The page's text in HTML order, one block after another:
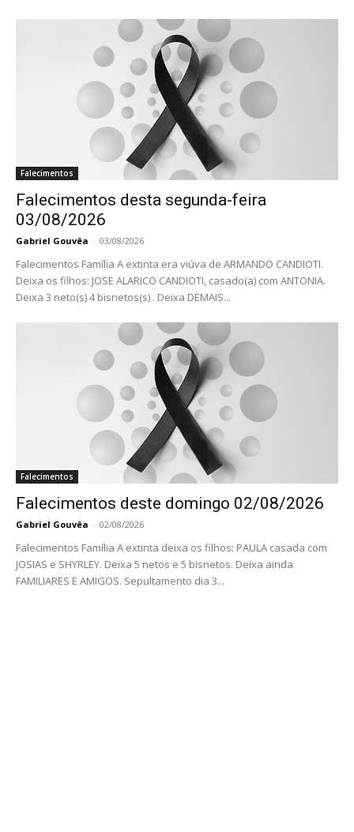
Falecimentos
Falecimentos desta segunda-feira
03/08/2026
Gabriel Gouvêa - 03/08/2026
Falecimentos Família A extinta era viúva de ARMANDO CANDIOTI.
Deixa os filhos: JOSE ALARICO CANDIOTI, casado(a) com ANTONIA.
Deixa 3 neto(s) 4 bisnetos(s) . Deixa DEMAIS...
Falecimentos
Falecimentos deste domingo 02/08/2026
Gabriel Gouvêa - 02/08/2026
Falecimentos Família A extinta deixa os filhos: PAULA casada com
JOSIAS e SHYRLEY. Deixa 5 netos e 5 bisnetos. Deixa ainda
FAMILIARES E AMIGOS. Sepultamento dia 3...